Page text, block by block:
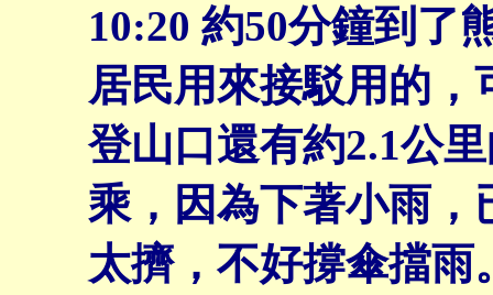
10:20 約50分鐘到了
居民用來接駁用的
登山口還有約2.1公
乘，因為下著小雨，
太擠，不好撐傘擋雨